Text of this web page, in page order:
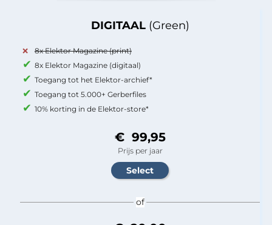
DIGITAAL (Green)
8x Elektor Magazine (print)
8x Elektor Magazine (digitaal)
Toegang tot het Elektor-archief*
Toegang tot 5.000+ Gerberfiles
10% korting in de Elektor-store*
€ 99,95
Prijs per jaar
of